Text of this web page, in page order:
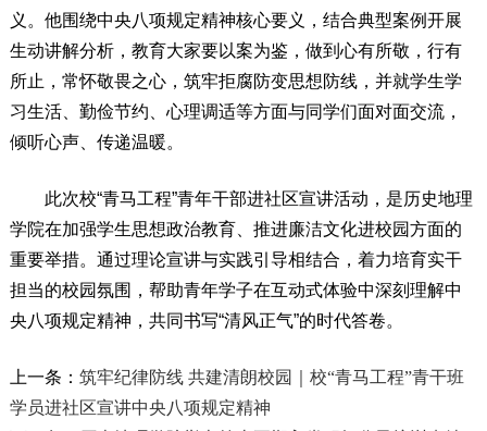
义。他围绕中央八项规定精神核心要义，结合典型案例开展
生动讲解分析，教育大家要以案为鉴，做到心有所敬，行有
所止，常怀敬畏之心，筑牢拒腐防变思想防线，并就学生学
习生活、勤俭节约、心理调适等方面与同学们面对面交流，
倾听心声、传递温暖。
此次校“青马工程”青年干部进社区宣讲活动，是历史地理
学院在加强学生思想政治教育、推进廉洁文化进校园方面的
重要举措。通过理论宣讲与实践引导相结合，着力培育实干
担当的校园氛围，帮助青年学子在互动式体验中深刻理解中
央八项规定精神，共同书写“清风正气”的时代答卷。
上一条： 筑牢纪律防线 共建清朗校园｜校“青马工程”青干班
学员进社区宣讲中央八项规定精神